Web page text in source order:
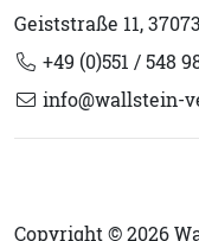
Geiststraße 11,
+49 (0)551 / 548
info@wallstein-
Copyright © 2026